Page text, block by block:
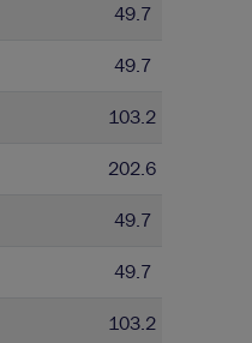
49.7
49.7
103.2
202.6
49.7
49.7
103.2